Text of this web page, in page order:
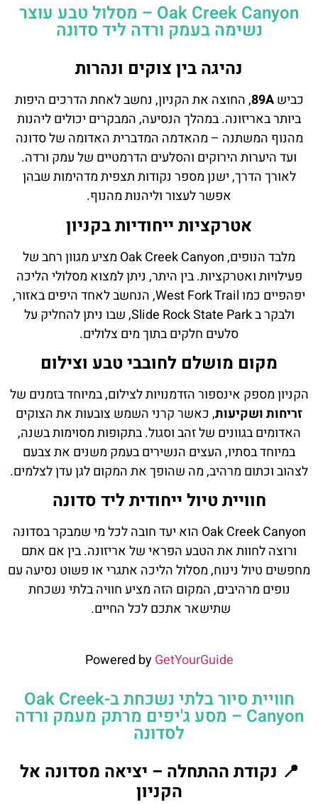
Oak Creek Canyon – מסלול טבע עוצר
נשימה בעמק ורדה ליד סדונה
נהיגה בין צוקים ונהרות
כביש89A, החוצה את הקניון, נחשב לאחת הדרכים היפות
ביותר באריזונה. במהלך הנסיעה, המבקרים יכולים ליהנות
מהנוף המשתנה – מהאדמה המדברית האדומה של סדונה
ועד היערות הירוקים והסלעים הדרמטיים של עמק ורדה.
לאורך הדרך, ישנן מספר נקודות תצפית מדהימות שבהן
אפשר לעצור וליהנות מהנוף.
אטרקציות ייחודיות בקניון
מלבד הנופים, Oak Creek Canyon מציע מגוון רחב של
פעילויות ואטרקציות. בין היתר, ניתן למצוא מסלולי הליכה
יפהפיים כמו West Fork Trail, הנחשב לאחד היפים באזור,
ולבקר ב Slide Rock State Park, שבו ניתן להחליק על
סלעים חלקים בתוך מים צלולים.
מקום מושלם לחובבי טבע וצילום
הקניון מספק אינספור הזדמנויות לצילום, במיוחד בזמנים של
זריחות ושקיעות, כאשר קרני השמש צובעות את הצוקים
האדומים בגוונים של זהב וסגול. בתקופות מסוימות בשנה,
במיוחד בסתיו, העצים הנשירים בעמק משנים את צבעם
לצהוב וכתום מרהיב, מה שהופך את המקום לגן עדן לצלמים.
חוויית טיול ייחודית ליד סדונה
Oak Creek Canyon הוא יעד חובה לכל מי שמבקר בסדונה
ורוצה לחוות את הטבע הפראי של אריזונה. בין אם אתם
מחפשים טיול נינוח, מסלול הליכה אתגרי או פשוט נסיעה עם
נופים מרהיבים, המקום הזה מציע חוויה בלתי נשכחת
שתישאר אתכם לכל החיים.
Powered byGetYourGuide
חוויית סיור בלתי נשכחת ב-Oak Creek
Canyon – מסע ג'יפים מרתק מעמק ורדה
לסדונה
📍 נקודת ההתחלה – יציאה מסדונה אל
הקניון